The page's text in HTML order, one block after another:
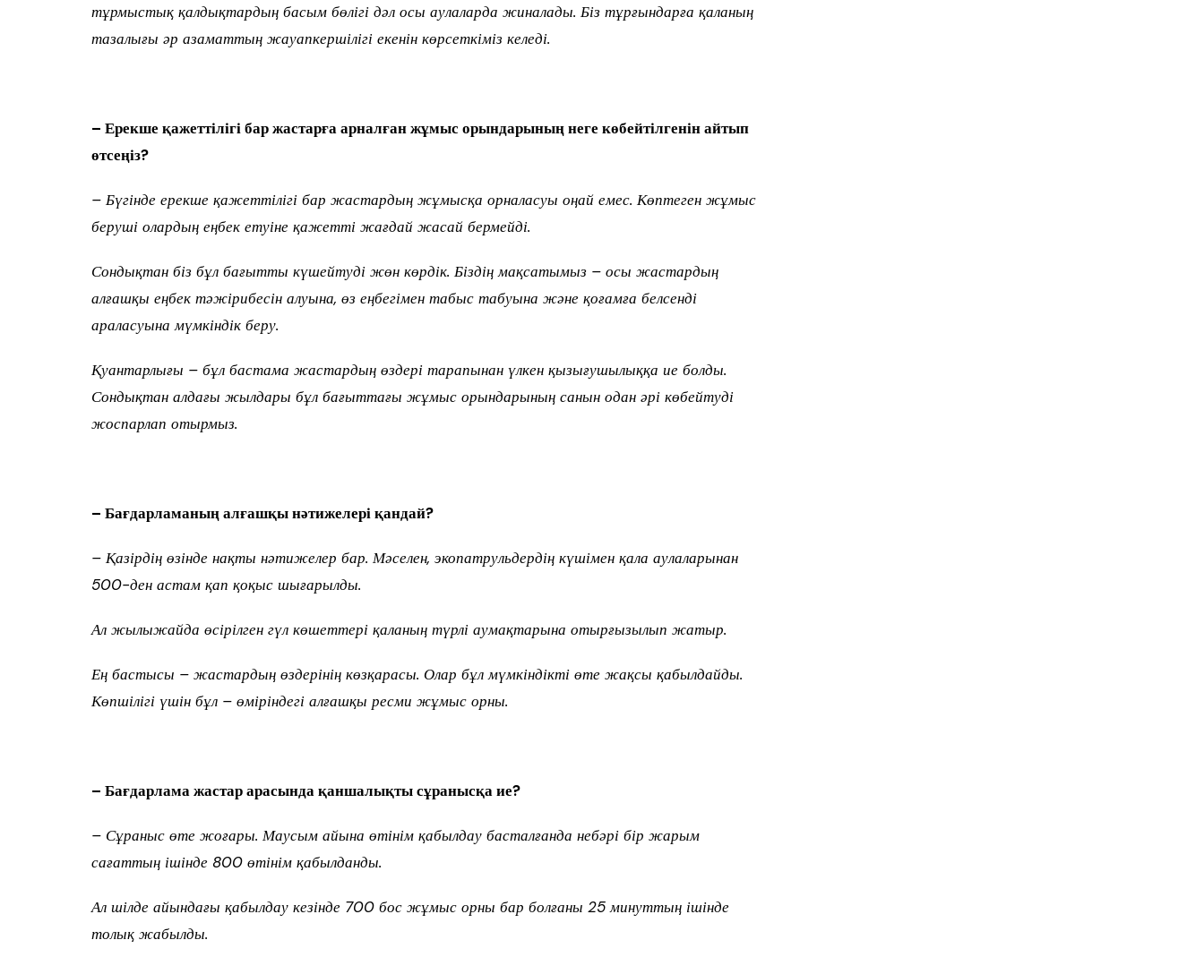
тұрмыстық қалдықтардың басым бөлігі дәл осы аулаларда жиналады. Біз тұрғындарға қаланың
тазалығы әр азаматтың жауапкершілігі екенін көрсеткіміз келеді.
– Ерекше қажеттілігі бар жастарға арналған жұмыс орындарының неге көбейтілгенін айтып
өтсеңіз?
– Бүгінде ерекше қажеттілігі бар жастардың жұмысқа орналасуы оңай емес. Көптеген жұмыс
беруші олардың еңбек етуіне қажетті жағдай жасай бермейді.
Сондықтан біз бұл бағытты күшейтуді жөн көрдік. Біздің мақсатымыз – осы жастардың
алғашқы еңбек тәжірибесін алуына, өз еңбегімен табыс табуына және қоғамға белсенді
араласуына мүмкіндік беру.
Қуантарлығы – бұл бастама жастардың өздері тарапынан үлкен қызығушылыққа ие болды.
Сондықтан алдағы жылдары бұл бағыттағы жұмыс орындарының санын одан әрі көбейтуді
жоспарлап отырмыз.
– Бағдарламаның алғашқы нәтижелері қандай?
– Қазірдің өзінде нақты нәтижелер бар. Мәселен, экопатрульдердің күшімен қала аулаларынан
500-ден астам қап қоқыс шығарылды.
Ал жылыжайда өсірілген гүл көшеттері қаланың түрлі аумақтарына отырғызылып жатыр.
Ең бастысы – жастардың өздерінің көзқарасы. Олар бұл мүмкіндікті өте жақсы қабылдайды.
Көпшілігі үшін бұл – өміріндегі алғашқы ресми жұмыс орны.
– Бағдарлама жастар арасында қаншалықты сұранысқа ие?
– Сұраныс өте жоғары. Маусым айына өтінім қабылдау басталғанда небәрі бір жарым
сағаттың ішінде 800 өтінім қабылданды.
Ал шілде айындағы қабылдау кезінде 700 бос жұмыс орны бар болғаны 25 минуттың ішінде
толық жабылды.